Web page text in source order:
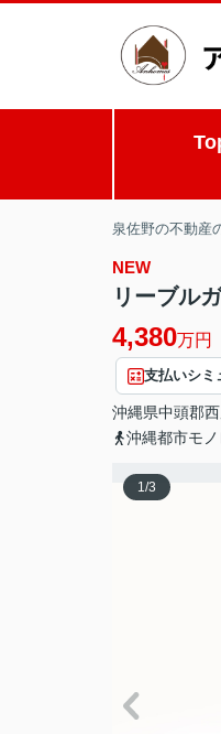
泉佐野の不動産
NEW
リーブル
4,380万円
支払いシミ
沖縄県中頭郡
沖縄都市モ
1/3